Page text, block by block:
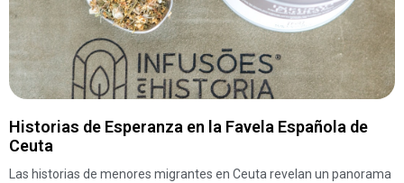
Historias de Esperanza en la Favela Española de
Ceuta
Las historias de menores migrantes en Ceuta revelan un panorama